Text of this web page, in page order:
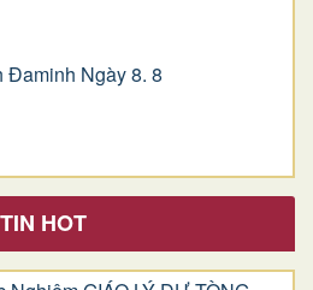
Đaminh Ngày 8. 8
TIN HOT